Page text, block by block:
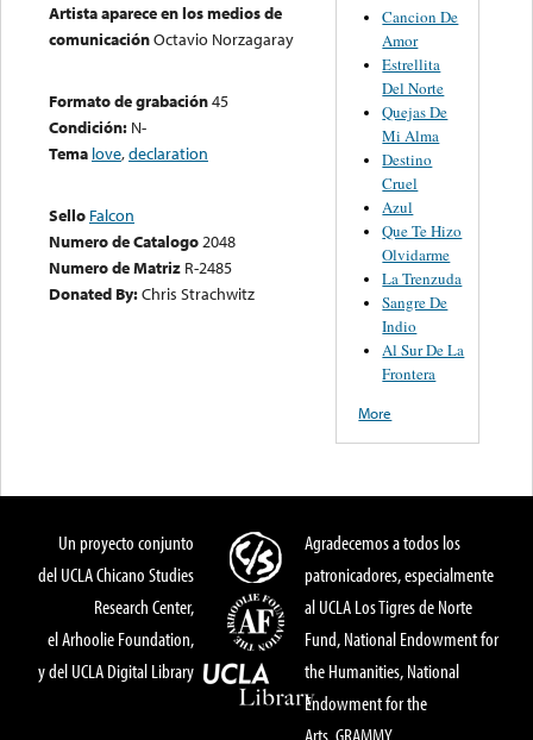
Artista aparece en los medios de
comunicaciónOctavio Norzagaray
Formato de grabación45
Condición: N-
Tema love,declaration
Sello Falcon
Numero de Catalogo2048
Numero de Matriz R-2485
Donated By:Chris Strachwitz
Cancion De
Amor
Estrellita
Del Norte
Quejas De
Mi Alma
Destino
Cruel
Azul
Que Te Hizo
Olvidarme
La Trenzuda
Sangre De
Indio
Al Sur De La
Frontera
More
Un proyecto conjunto
del UCLA Chicano Studies
Research Center,
el Arhoolie Foundation,
y del UCLA Digital Library
Agradecemos a todos los
patronicadores, especialmente
al UCLA Los Tigres de Norte
Fund, National Endowment for
the Humanities, National
Endowment for the
Arts, GRAMMY